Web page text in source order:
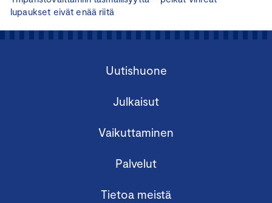
lupaukset eivät enää riitä
Uutishuone
Julkaisut
Vaikuttaminen
Palvelut
Tietoa meistä